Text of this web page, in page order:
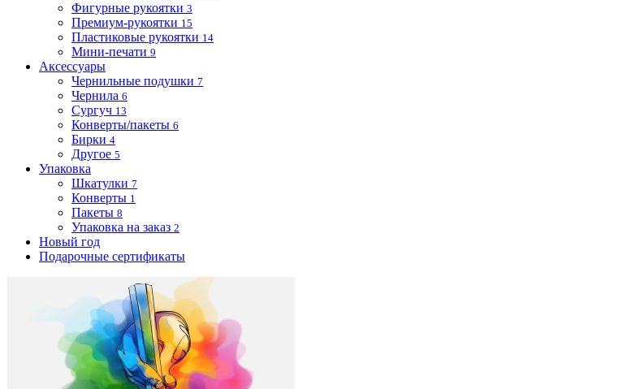
Фигурные рукоятки 3
Премиум-рукоятки 15
Пластиковые рукоятки 14
Мини-печати 9
Аксессуары
Чернильные подушки 7
Чернила 6
Сургуч 13
Конверты/пакеты 6
Бирки 4
Другое 5
Упаковка
Шкатулки 7
Конверты 1
Пакеты 8
Упаковка на заказ 2
Новый год
Подарочные сертификаты